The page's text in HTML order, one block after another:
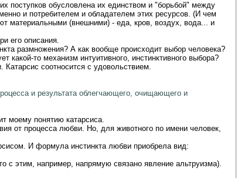
поступков обусловлена их единством и "борьбой" между
и потребителем и обладателем этих ресурсов. (И чем
материальными (внешними) - еда, кров, воздух, вода... и
его описания.
размножения? А как вообще происходит выбор человека?
то механизм интуитивного, инстинктивного выбора?
Катарсис соотносится с удовольствием.
и результата облегчающего, очищающего и
моему понятию катарсиса.
от процесса любви. Но, для животного по имени человек,
И формула инстинкта любви приобрела вид:
с этим, например, напрямую связано явление альтруизма).